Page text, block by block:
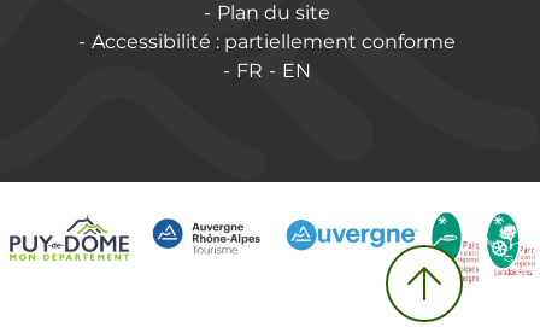
Plan du site
Accessibilité : partiellement conforme
FR
EN